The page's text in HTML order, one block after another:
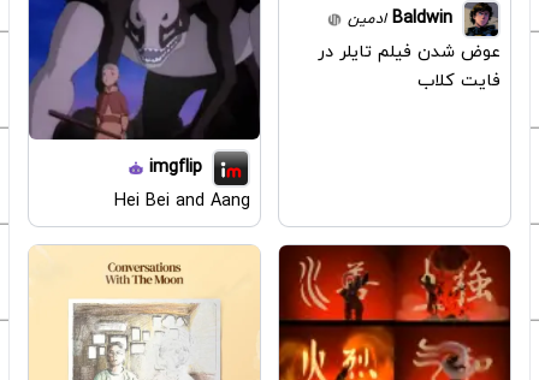
Baldwin ادمین
عوض شدن فیلم تایلر در
فایت کلاب
imgflip
Hei Bei and Aang